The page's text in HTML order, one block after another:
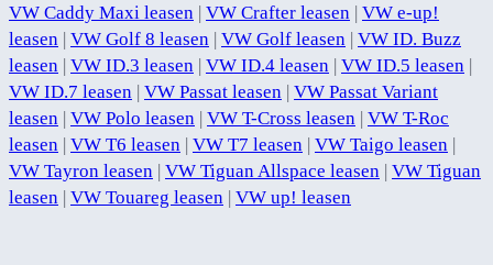
VW Caddy Maxi leasen | VW Crafter leasen | VW e-up!
leasen | VW Golf 8 leasen | VW Golf leasen | VW ID. Buzz
leasen | VW ID.3 leasen | VW ID.4 leasen | VW ID.5 leasen |
VW ID.7 leasen | VW Passat leasen | VW Passat Variant
leasen | VW Polo leasen | VW T-Cross leasen | VW T-Roc
leasen | VW T6 leasen | VW T7 leasen | VW Taigo leasen |
VW Tayron leasen | VW Tiguan Allspace leasen | VW Tiguan
leasen | VW Touareg leasen | VW up! leasen